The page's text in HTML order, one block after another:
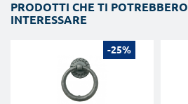
PRODOTTI CHE TI POTREBBERO
INTERESSARE
-25%